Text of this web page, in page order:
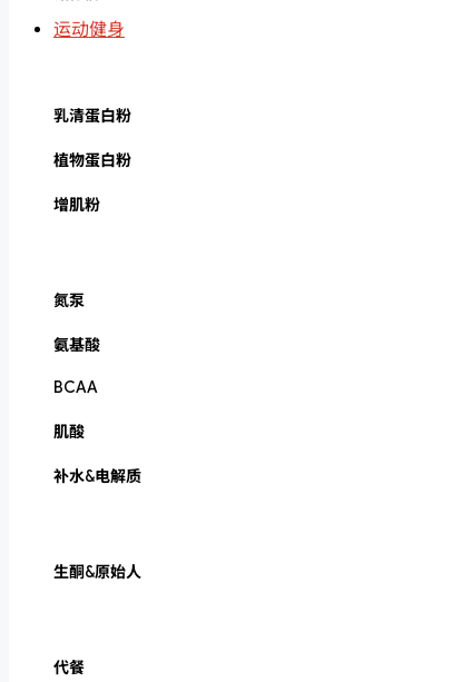
运动健身
乳清蛋白粉
植物蛋白粉
增肌粉
氮泵
氨基酸
BCAA
肌酸
补水&电解质
生酮&原始人
代餐